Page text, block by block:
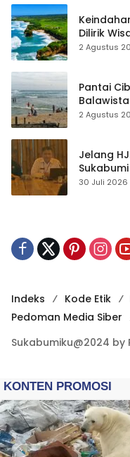
Dilirik
2 Agustus
Pantai
Waspada
2 Agustus
Jelang
Publikasi
30 Juli 2026
Indeks Kode Etik
Pedoman Media Siber
Sukabumiku@2024 by